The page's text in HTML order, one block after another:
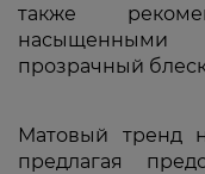
также
прозрачный
Матовый тренд
предлагая